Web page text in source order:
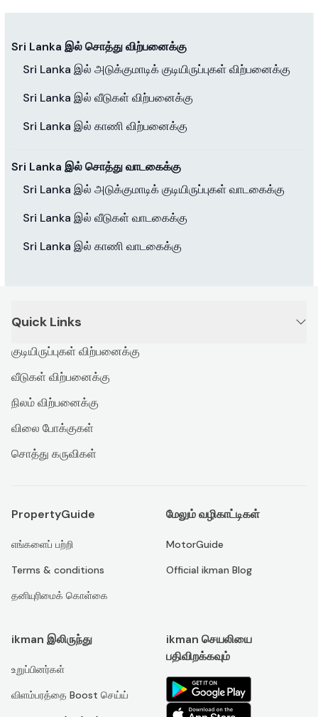
Sri Lanka இல் சொத்து விற்பனைக்கு
Sri Lanka இல் அடுக்குமாடிக் குடியிருப்புகள் விற்பனைக்கு
Sri Lanka இல் வீடுகள் விற்பனைக்கு
Sri Lanka இல் காணி விற்பனைக்கு
Sri Lanka இல் சொத்து வாடகைக்கு
Sri Lanka இல் அடுக்குமாடிக் குடியிருப்புகள் வாடகைக்கு
Sri Lanka இல் வீடுகள் வாடகைக்கு
Sri Lanka இல் காணி வாடகைக்கு
Quick Links
குடியிருப்புகள் விற்பனைக்கு
வீடுகள் விற்பனைக்கு
நிலம் விற்பனைக்கு
விலை போக்குகள்
சொத்து கருவிகள்
PropertyGuide
எங்களைப் பற்றி
Terms & conditions
தனியுரிமைக் கொள்கை
மேலும் வழிகாட்டிகள்
MotorGuide
Official ikman Blog
ikman இலிருந்து
உறுப்பினர்கள்
விளம்பரத்தை Boost செய்ய்
ikman செயலியை
பதிவிறக்கவும்